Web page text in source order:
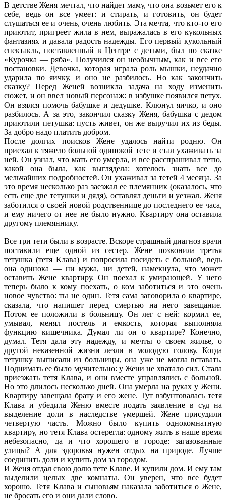
В детстве Женя мечтал, что найдет маму, что она возьмет его к
себе, ведь он все умеет: и стирать, и готовить, он будет
слушаться ее и очень, очень любить. Эта мечта, что кто-то его
приютит, пригреет жила в нем, выражалась в его кукольных
фантазиях и давала радость надежды. Его первый кукольный
спектакль, поставленный в Центре с детьми, был по сказке
«Курочка — ряба». Получился он необычным, как и все его
постановки. Девочка, которая играла роль мышки, неудачно
ударила по яичку, и оно не разбилось. Но как закончить
сказку? Перед Женей возникла задача на ходу изменить
сюжет, и он ввел новый персонаж: в избушке появился петух.
Он взялся помочь бабушке и дедушке. Клюнул яичко, и оно
разбилось. А за это, закончил сказку Женя, бабушка с дедом
приютили петушка: пусть живет, он же выручил их из беды.
За добро надо платить добром.
После долгих поисков Жене удалось найти родню. Он
приехал к тяжело больной одинокой тете и стал ухаживать за
ней. Он узнал, что мать его умерла, и все расспрашивал тетю,
какой она была, как выглядела: хотелось знать все до
мельчайших подробностей. Он ухаживал за тетей 4 месяца. За
это время несколько раз заезжал ее племянник (оказалось, что
есть еще две тетушки и дядя), оставлял деньги и уезжал. Женя
заботился о своей новой родственнице до последнего ее часа,
и ему ничего от нее не было нужно. Квартиру она оставила
другому племяннику.
Все три тети были в возрасте. Вскоре страшный диагноз врачи
поставили еще одной из сестер. Жене позвонила третья
тетушка (тетя Клава) и попросила посидеть с больной, ведь
она одинока — ни мужа, ни детей, намекнула, что может
оставить Жене квартиру. Он поехал к умирающей. У него
теперь было к кому поехать, о ком заботиться и это очень
новое чувство: ты не один. Тетя сама заговорила о квартире,
сказала, что напишет перед смертью на него завещание.
Потом ее положили в больницу. Он лег с ней: кормил ее,
умывал, менял постель и емкость, которая выполняла
функцию кишечника. Думал ли он о квартире? Конечно,
думал. Тетя дала эту надежду, и мечты о своем жилье, о
другой неказенной жизни лезли в молодую голову. Когда
тетушку выписали из больницы, она уже не могла вставать.
Поднимать ее было мучительно: у Жени не хватало сил. Стала
приезжать тетя Клава, и они вместе управлялись с больной.
Но это длилось несколько дней. Она умерла на руках у Жени.
Квартиру завещала брату и его жене. Тут взбунтовалась тетя
Клава и убедила Женю вместе подать заявление в суд на
выделение доли в наследстве умершей. Жене присудили
четвертую часть. Можно было купить однокомнатную
квартиру, но тетя Клава остерегла: одному жить в наше время
небезопасно, да и что хорошего в городе: загазованные
улицы? А для здоровья нужен отдых на природе. Лучше
соединить доли и купить дом за городом.
И Женя отдал свою долю тете Клаве. И купили дом. И ему там
выделили целых две комнаты. Он уверен, что все будет
хорошо. Тетя Клава и сыновьям наказала заботиться о Жене,
не бросать его и они дали слово.